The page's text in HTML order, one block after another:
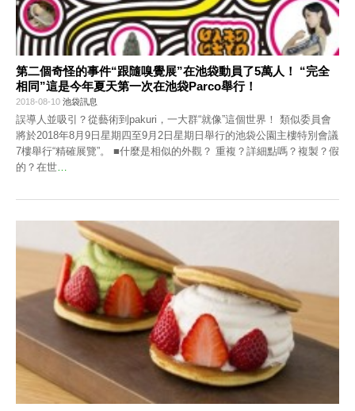
第二個奇怪的事件“跟隨嗅覺展”在池袋動員了5萬人！ “完全
相同”這是今年夏天第一次在池袋Parco舉行！
2018-08-10 池袋訊息
誤導人並吸引？從藝術到pakuri，一大群“就像”這個世界！ 類似委員會
將於2018年8月9日星期四至9月2日星期日舉行的池袋公園主樓特別會議
7樓舉行“精確展覽”。 ■什麼是相似的外觀？ 重複？詳細點嗎？複製？假
的？在世…